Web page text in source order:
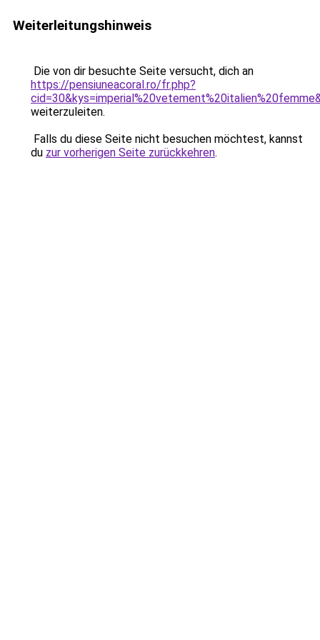
Weiterleitungshinweis
Die von dir besuchte Seite versucht, dich an
https://pensiuneacoral.ro/fr.php?
weiterzuleiten.
Falls du diese Seite nicht besuchen möchtest, kannst
du zur vorherigen Seite zurückkehren.